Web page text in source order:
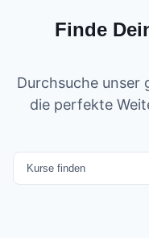
Finde
Durchsuche unser
die perfekte